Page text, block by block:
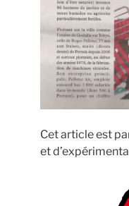
Cet article est
et